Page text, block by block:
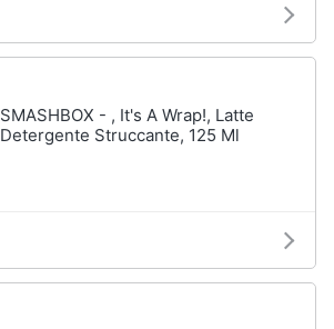
SMASHBOX - , It's A Wrap!, Latte
Detergente Struccante, 125 Ml